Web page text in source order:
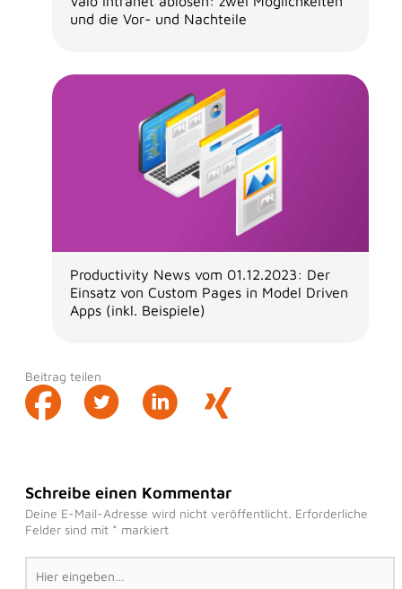
und die Vor- und Nachteile
Productivity News vom 01.12.2023: Der
Einsatz von Custom Pages in Model Driven
Apps (inkl. Beispiele)
Beitrag teilen
Schreibe einen Kommentar
Deine E-Mail-Adresse wird nicht veröffentlicht. Erforderliche
Felder sind mit * markiert
eingeben…